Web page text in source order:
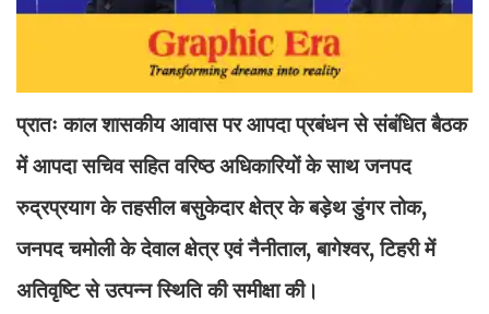
प्रातः काल शासकीय आवास पर आपदा प्रबंधन से संबंधित बैठक
में आपदा सचिव सहित वरिष्ठ अधिकारियों के साथ जनपद
रुद्रप्रयाग के तहसील बसुकेदार क्षेत्र के बड़ेथ डुंगर तोक,
जनपद चमोली के देवाल क्षेत्र एवं नैनीताल, बागेश्वर, टिहरी में
अतिवृष्टि से उत्पन्न स्थिति की समीक्षा की।